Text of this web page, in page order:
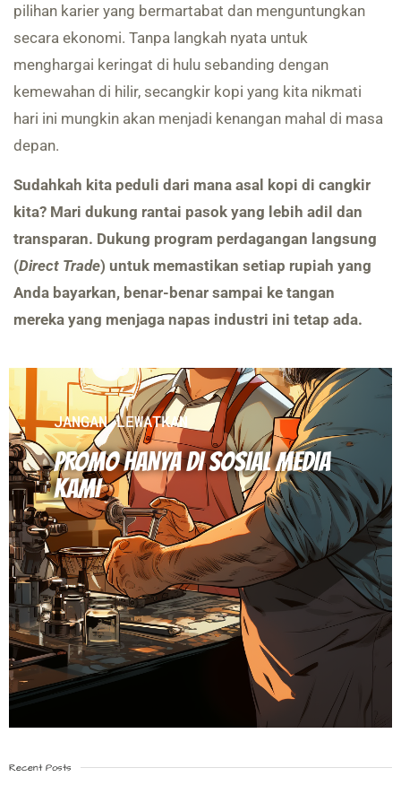
pilihan karier yang bermartabat dan menguntungkan
secara ekonomi. Tanpa langkah nyata untuk
menghargai keringat di hulu sebanding dengan
kemewahan di hilir, secangkir kopi yang kita nikmati
hari ini mungkin akan menjadi kenangan mahal di masa
depan.
Sudahkah kita peduli dari mana asal kopi di cangkir
kita? Mari dukung rantai pasok yang lebih adil dan
transparan. Dukung program perdagangan langsung
(Direct Trade) untuk memastikan setiap rupiah yang
Anda bayarkan, benar-benar sampai ke tangan
mereka yang menjaga napas industri ini tetap ada.
JANGAN LEWATKAN
PROMO HANYA DI SOSIAL MEDIA
KAMI
Recent Posts